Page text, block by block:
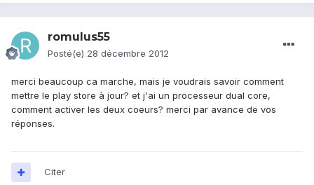
romulus55
Posté(e) 28 décembre 2012
merci beaucoup ca marche, mais je voudrais savoir comment
mettre le play store à jour? et j'ai un processeur dual core,
comment activer les deux coeurs? merci par avance de vos
réponses.
Citer